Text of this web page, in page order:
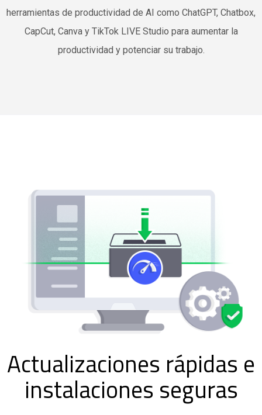
herramientas de productividad de AI como ChatGPT, Chatbox,
CapCut, Canva y TikTok LIVE Studio para aumentar la
productividad y potenciar su trabajo.
Actualizaciones rápidas e
instalaciones seguras